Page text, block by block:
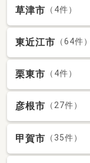
草津市 （4件）
東近江市 （64件）
栗東市 （4件）
彦根市 （27件）
甲賀市 （35件）